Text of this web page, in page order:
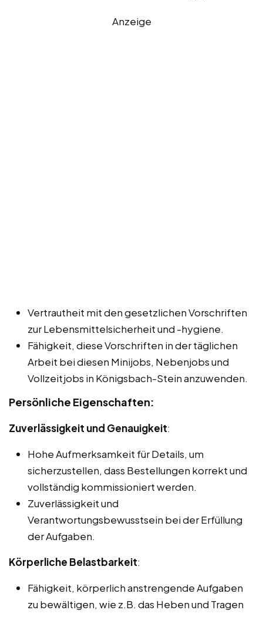
Anzeige
Vertrautheit mit den gesetzlichen Vorschriften
zur Lebensmittelsicherheit und -hygiene.
Fähigkeit, diese Vorschriften in der täglichen
Arbeit bei diesen Minijobs, Nebenjobs und
Vollzeitjobs in Königsbach-Stein anzuwenden.
Persönliche Eigenschaften:
Zuverlässigkeit und Genauigkeit:
Hohe Aufmerksamkeit für Details, um
sicherzustellen, dass Bestellungen korrekt und
vollständig kommissioniert werden.
Zuverlässigkeit und
Verantwortungsbewusstsein bei der Erfüllung
der Aufgaben.
Körperliche Belastbarkeit:
Fähigkeit, körperlich anstrengende Aufgaben
zu bewältigen, wie z.B. das Heben und Tragen